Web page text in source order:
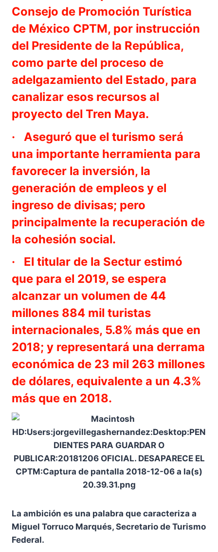
Consejo de Promoción Turística
de México CPTM, por instrucción
del Presidente de la República,
como parte del proceso de
adelgazamiento del Estado, para
canalizar esos recursos al
proyecto del Tren Maya.
· Aseguró que el turismo será
una importante herramienta para
favorecer la inversión, la
generación de empleos y el
ingreso de divisas; pero
principalmente la recuperación de
la cohesión social.
· El titular de la Sectur estimó
que para el 2019, se espera
alcanzar un volumen de 44
millones 884 mil turistas
internacionales, 5.8% más que en
2018; y representará una derrama
económica de 23 mil 263 millones
de dólares, equivalente a un 4.3%
más que en 2018.
La ambición es una palabra que caracteriza a
Miguel Torruco Marqués, Secretario de Turismo
Federal.